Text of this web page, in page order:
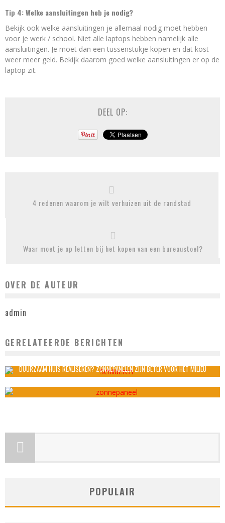
Tip 4: Welke aansluitingen heb je nodig?
Bekijk ook welke aansluitingen je allemaal nodig moet hebben
voor je werk / school. Niet alle laptops hebben namelijk alle
aansluitingen. Je moet dan een tussenstukje kopen en dat kost
weer meer geld. Bekijk daarom goed welke aansluitingen er op de
laptop zit.
DEEL OP:
4 redenen waarom je wilt verhuizen uit de randstad
Waar moet je op letten bij het kopen van een bureaustoel?
OVER DE AUTEUR
admin
GERELATEERDE BERICHTEN
TRANSFORMEER JE HUIS MET SLIMME SCHILDER-MAKE-OVERS
DUURZAAM HUIS REALISEREN? ZONNEPANELEN ZIJN BETER VOOR HET MILIEU
POPULAIR